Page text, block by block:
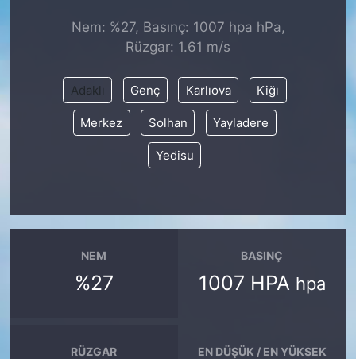
Nem: %27, Basınç: 1007 hpa hPa,
Rüzgar: 1.61 m/s
Adaklı Genç Karlıova Kiğı
Merkez Solhan Yayladere
Yedisu
NEM
%27
BASINÇ
1007 HPA hpa
RÜZGAR EN DÜŞÜK / EN YÜKSEK
KONGRE HABERLERİ
KONGRE TAKVİMİ
RÖPORTAJLAR